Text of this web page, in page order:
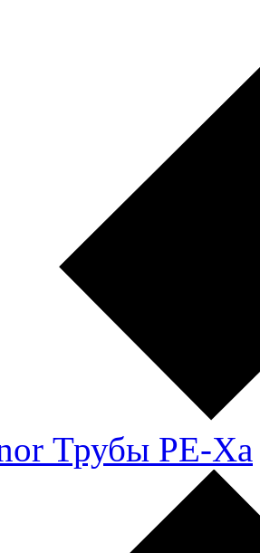
Трубы PE-Xa